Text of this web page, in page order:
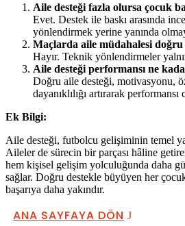
Aile desteği fazla olursa çocuk
Evet. Destek ile baskı arasında
yönlendirmek yerine yanında
Maçlarda aile müdahalesi doğru
Hayır. Teknik yönlendirmeler
Aile desteği performansı ne
Doğru aile desteği, motivasyonu,
dayanıklılığı artırarak
Ek Bilgi:
Aile desteği, futbolcu gelişiminin temel
Aileler de sürecin bir parçası hâline
hem kişisel gelişim yolculuğunda daha
sağlar. Doğru destekle büyüyen her
başarıya daha yakındır.
ANA SAYFAYA DÖN